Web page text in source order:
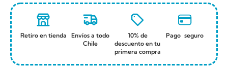
Retiro en tienda
Envíos a todo
Chile
10% de
descuento en tu
primera compra
Pago seguro